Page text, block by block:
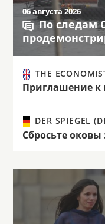
06 августа 2026
По следам
THE
Приглашение
DER SPIEGEL
Сбросьте